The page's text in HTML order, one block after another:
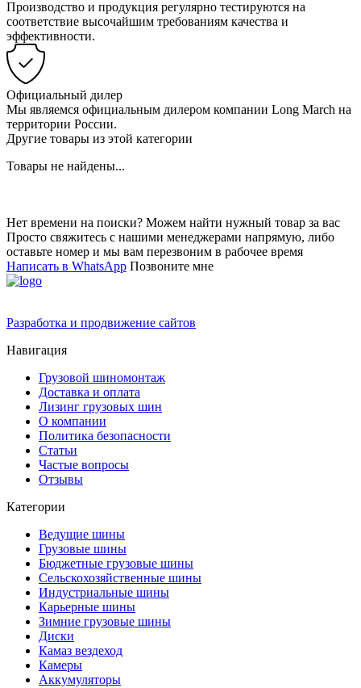
Производство и продукция регулярно тестируются на
соответствие высочайшим требованиям качества и
эффективности.
Официальный дилер
Мы являемся официальным дилером компании Long March на
территории России.
Другие товары из этой категории
Товары не найдены...
Нет времени на поиски? Можем найти нужный товар за вас
Просто свяжитесь с нашими менеджерами напрямую, либо
оставьте номер и мы вам перезвоним в рабочее время
Написать в WhatsApp Позвоните мне
Разработка и продвижение сайтов
Навигация
Грузовой шиномонтаж
Доставка и оплата
Лизинг грузовых шин
О компании
Политика безопасности
Статьи
Частые вопросы
Отзывы
Категории
Ведущие шины
Грузовые шины
Бюджетные грузовые шины
Сельскохозяйственные шины
Индустриальные шины
Карьерные шины
Зимние грузовые шины
Диски
Камаз вездеход
Камеры
Аккумуляторы